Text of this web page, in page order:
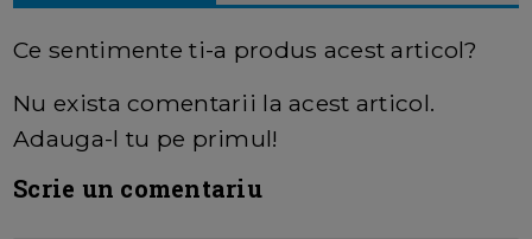
Ce sentimente ti-a produs acest articol?
Nu exista comentarii la acest articol.
Adauga-l tu pe primul!
Scrie un comentariu